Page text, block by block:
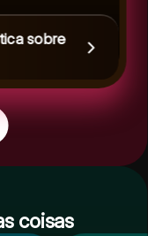
sobre
coisas